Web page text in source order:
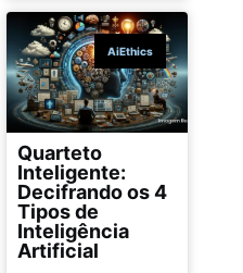
AiEthics
Quarteto
Inteligente:
Decifrando os 4
Tipos de
Inteligência
Artificial